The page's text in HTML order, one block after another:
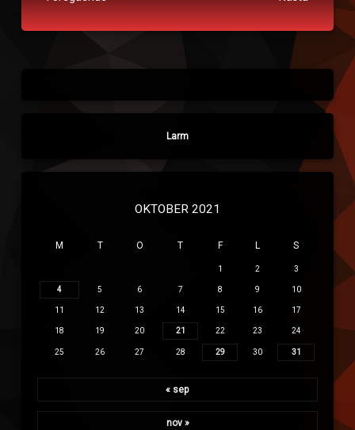
Larm
OKTOBER 2021
M T O T F L S
1 2 3
4 5 6 7 8 9 10
11 12 13 14 15 16 17
18 19 20 21 22 23 24
25 26 27 28 29 30 31
« sep
nov »